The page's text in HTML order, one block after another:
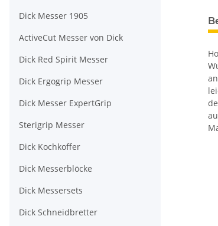
Dick Messer 1905
ActiveCut Messer von Dick
Dick Red Spirit Messer
Dick Ergogrip Messer
Dick Messer ExpertGrip
Sterigrip Messer
Dick Kochkoffer
Dick Messerblöcke
Dick Messersets
Dick Schneidbretter